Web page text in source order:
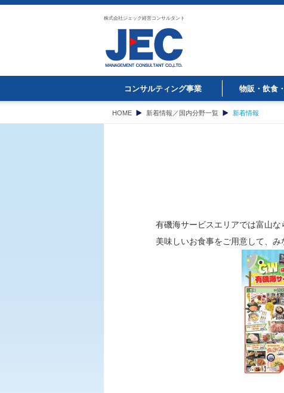
株式会社ジェック経営コンサルタント
コンサルティング事業 物販・飲食
HOME 新着情報／国内分野一覧 新着情報
有磯海サービスエリアでは富山
美味しいお食事をご用意して、